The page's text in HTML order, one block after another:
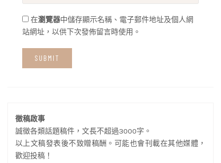
在瀏覽器中儲存顯示名稱、電子郵件地址及個人網
站網址，以供下次發佈留言時使用。
徵稿啟事
誠徵各類話題稿件，文長不超過3000字。
以上文稿發表後不致贈稿酬。可能也會刊載在其他媒體，
歡迎投稿！